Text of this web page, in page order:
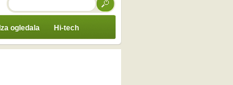
Iza ogledala Hi-tech